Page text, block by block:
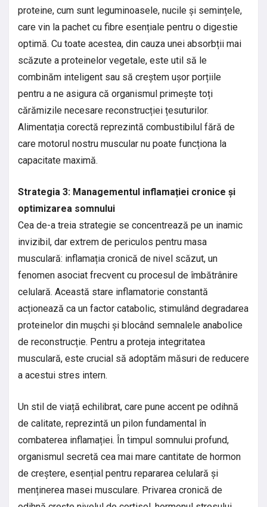
proteine, cum sunt leguminoasele, nucile și semințele,
care vin la pachet cu fibre esențiale pentru o digestie
optimă. Cu toate acestea, din cauza unei absorbții mai
scăzute a proteinelor vegetale, este util să le
combinăm inteligent sau să creștem ușor porțiile
pentru a ne asigura că organismul primește toți
cărămizile necesare reconstrucției țesuturilor.
Alimentația corectă reprezintă combustibilul fără de
care motorul nostru muscular nu poate funcționa la
capacitate maximă.
Strategia 3: Managementul inflamației cronice și
optimizarea somnului
Cea de-a treia strategie se concentrează pe un inamic
invizibil, dar extrem de periculos pentru masa
musculară: inflamația cronică de nivel scăzut, un
fenomen asociat frecvent cu procesul de îmbătrânire
celulară. Această stare inflamatorie constantă
acționează ca un factor catabolic, stimulând degradarea
proteinelor din mușchi și blocând semnalele anabolice
de reconstrucție. Pentru a proteja integritatea
musculară, este crucial să adoptăm măsuri de reducere
a acestui stres intern.
Un stil de viață echilibrat, care pune accent pe odihnă
de calitate, reprezintă un pilon fundamental în
combaterea inflamației. În timpul somnului profund,
organismul secretă cea mai mare cantitate de hormon
de creștere, esențial pentru repararea celulară și
menținerea masei musculare. Privarea cronică de